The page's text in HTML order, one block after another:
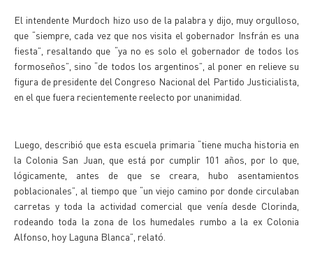
El intendente Murdoch hizo uso de la palabra y dijo, muy orgulloso,
que “siempre, cada vez que nos visita el gobernador Insfrán es una
fiesta”, resaltando que “ya no es solo el gobernador de todos los
formoseños”, sino “de todos los argentinos”, al poner en relieve su
figura de presidente del Congreso Nacional del Partido Justicialista,
en el que fuera recientemente reelecto por unanimidad.
Luego, describió que esta escuela primaria “tiene mucha historia en
la Colonia San Juan, que está por cumplir 101 años, por lo que,
lógicamente, antes de que se creara, hubo asentamientos
poblacionales”, al tiempo que “un viejo camino por donde circulaban
carretas y toda la actividad comercial que venía desde Clorinda,
rodeando toda la zona de los humedales rumbo a la ex Colonia
Alfonso, hoy Laguna Blanca”, relató.